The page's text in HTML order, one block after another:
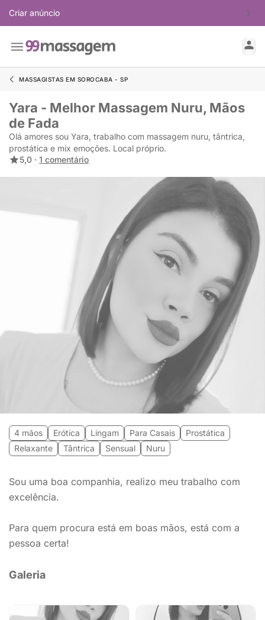
Criar anúncio
MASSAGISTAS EM SOROCABA - SP
Yara - Melhor Massagem Nuru, Mãos
de Fada
Olá amores sou Yara, trabalho com massagem nuru, tântrica,
prostática e mix emoções. Local próprio.
5,0 · 1 comentário
4 mãos Erótica Lingam Para Casais
Prostática
Relaxante
Tântrica Sensual Nuru
Sou uma boa companhia, realizo meu trabalho com
excelência.
Para quem procura está em boas mãos, está com a
pessoa certa!
Galeria